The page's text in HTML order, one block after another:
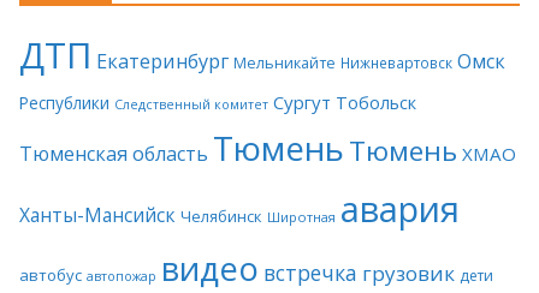
ДТП Екатеринбург Мельникайте Нижневартовск Омск
Республики Следственный комитет Сургут Тобольск
Тюменская область ТюменьТюмень ХМАО
Ханты-Мансийск Челябинск Широтная авария
автобус автопожар видео встречка грузовик дети